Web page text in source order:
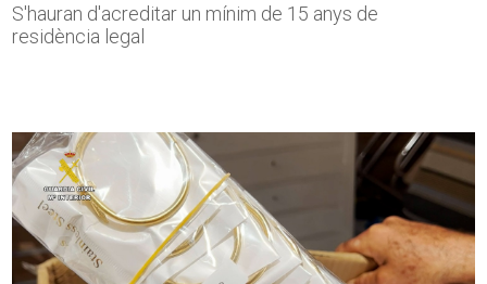
S'hauran d'acreditar un mínim de 15 anys de
residència legal